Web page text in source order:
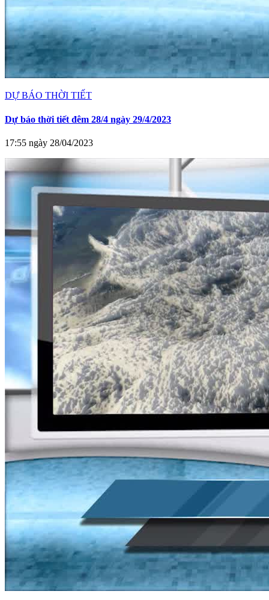
DỰ BÁO THỜI TIẾT
Dự báo thời tiết đêm 28/4 ngày 29/4/2023
17:55 ngày 28/04/2023